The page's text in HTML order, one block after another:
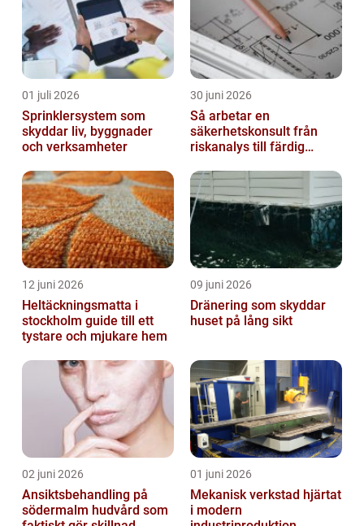
01 juli 2026
Sprinklersystem som
skyddar liv, byggnader
och verksamheter
30 juni 2026
Så arbetar en
säkerhetskonsult från
riskanalys till färdig
12 juni 2026
Heltäckningsmatta i
stockholm guide till ett
tystare och mjukare hem
09 juni 2026
Dränering som skyddar
huset på lång sikt
02 juni 2026
Ansiktsbehandling på
södermalm hudvård som
01 juni 2026
Mekanisk verkstad hjärtat
i modern